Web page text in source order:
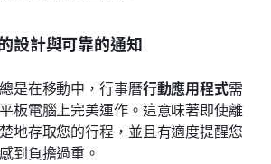
設計與可靠的通知
是在移動中，行事曆行動應用程式需
板電腦上完美運作。這意味著即使離
地存取您的行程，並且有適度提醒您
到負擔過重。